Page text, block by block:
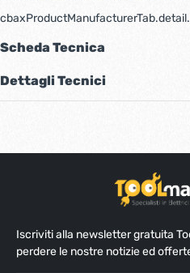
Scheda Tecnica
Dettagli Tecnici
Iscriviti alla newsletter gratuita
perdere le nostre notizie ed